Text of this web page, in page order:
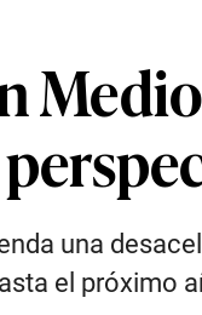
una
el próximo